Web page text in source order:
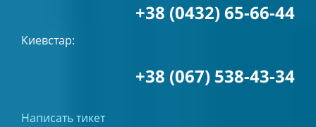
+38 (0432) 65-66-44
Киевстар:
+38 (067) 538-43-34
Написать тикет